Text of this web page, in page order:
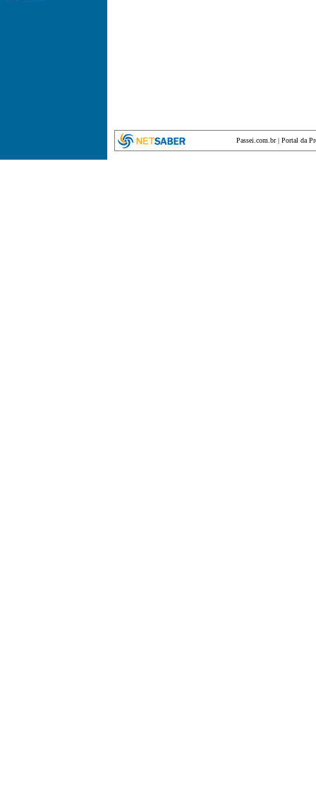
Passei.com.br| Portal da